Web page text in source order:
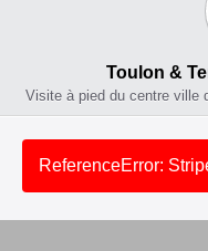
Toulon &
Visite à pied du centre ville
ReferenceError: